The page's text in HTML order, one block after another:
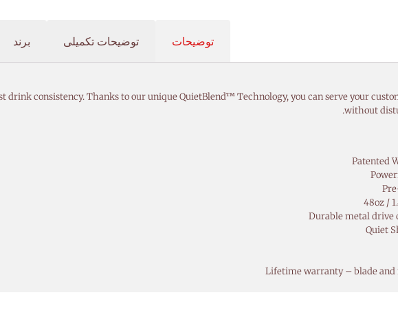
توضیحات توضیحات تکمیلی برند
drink consistency. Thanks to our unique QuietBlend™ Technology, you can serve your
without
Patented
48oz /
Durable metal drive
Quiet
Lifetime warranty – blade